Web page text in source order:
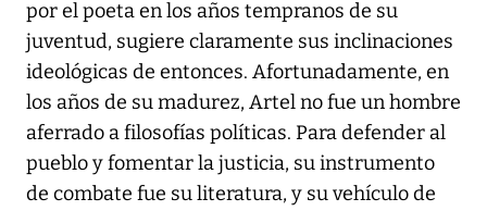
por el poeta en los años tempranos de su
juventud, sugiere claramente sus inclinaciones
ideológicas de entonces. Afortunadamente, en
los años de su madurez, Artel no fue un hombre
aferrado a filosofías políticas. Para defender al
pueblo y fomentar la justicia, su instrumento
de combate fue su literatura, y su vehículo de